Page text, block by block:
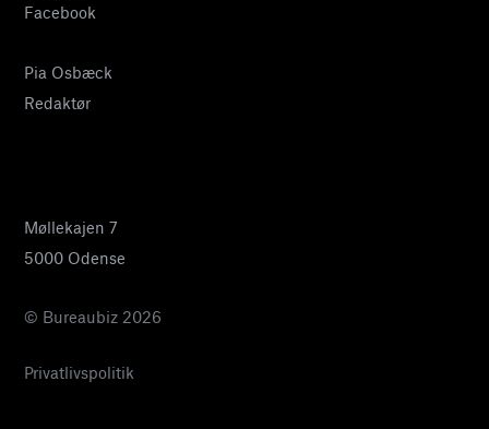
Facebook
Pia Osbæck
Redaktør
Møllekajen 7
5000 Odense
© Bureaubiz 2026
Privatlivspolitik